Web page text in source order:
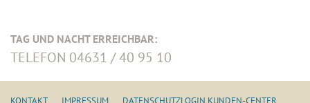
TAG UND NACHT ERREICHBAR:
TELEFON 04631 / 40 95 10
KONTAKT IMPRESSUM DATENSCHUTZLOGIN KUNDEN-CENTER